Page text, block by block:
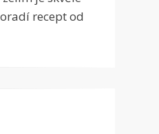
recept od